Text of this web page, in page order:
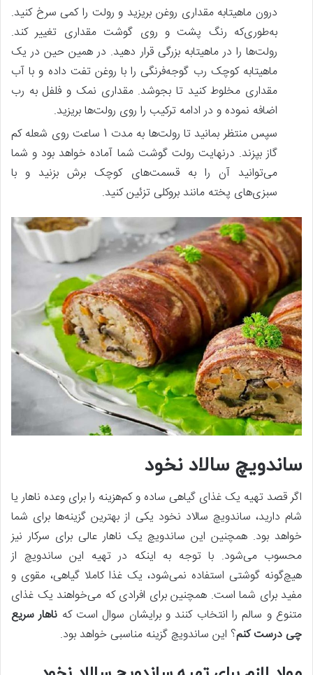
درون ماهیتابه مقداری روغن بریزید و رولت را کمی سرخ کنید.
به‌طوری‌که رنگ پشت و روی گوشت مقداری تغییر کند.
رولت‌ها را در ماهیتابه بزرگی قرار دهید. در همین حین در یک
ماهیتابه کوچک رب گوجه‌فرنگی را با روغن تفت داده و با آب
مقداری مخلوط کنید تا بجوشد. مقداری نمک و فلفل به رب
اضافه نموده و در ادامه ترکیب را روی رولت‌ها بریزید.
سپس منتظر بمانید تا رولت‌ها به مدت 1 ساعت روی شعله کم
گاز بپزند. درنهایت رولت گوشت شما آماده خواهد بود و شما
می‌توانید آن را به قسمت‌های کوچک برش بزنید و با
سبزی‌های پخته مانند بروکلی تزئین کنید.
ساندویچ سالاد نخود
اگر قصد تهیه یک غذای گیاهی ساده و کم‌هزینه را برای وعده ناهار یا
شام دارید، ساندویچ سالاد نخود یکی از بهترین گزینه‌ها برای شما
خواهد بود. همچنین این ساندویچ یک ناهار عالی برای سرکار نیز
محسوب می‌شود. با توجه به اینکه در تهیه این ساندویچ از
هیچ‌گونه گوشتی استفاده نمی‌شود، یک غذا کاملا گیاهی، مقوی و
مفید برای شما است. همچنین برای افرادی که می‌خواهند یک غذای
متنوع و سالم را انتخاب کنند و برایشان سوال است که ناهار سریع
چی درست کنم؟ این ساندویچ گزینه مناسبی خواهد بود.